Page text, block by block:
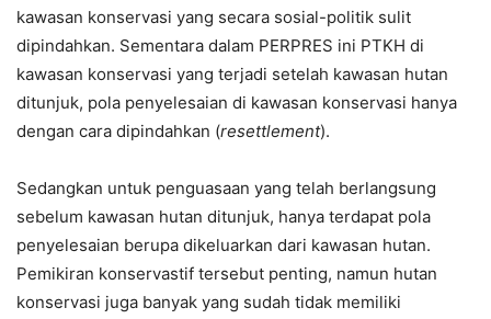
kawasan konservasi yang secara sosial-politik sulit
dipindahkan. Sementara dalam PERPRES ini PTKH di
kawasan konservasi yang terjadi setelah kawasan hutan
ditunjuk, pola penyelesaian di kawasan konservasi hanya
dengan cara dipindahkan (resettlement).
Sedangkan untuk penguasaan yang telah berlangsung
sebelum kawasan hutan ditunjuk, hanya terdapat pola
penyelesaian berupa dikeluarkan dari kawasan hutan.
Pemikiran konservastif tersebut penting, namun hutan
konservasi juga banyak yang sudah tidak memiliki